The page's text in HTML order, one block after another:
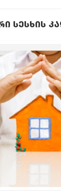
ᲡᲔᲡᲮᲘᲡ